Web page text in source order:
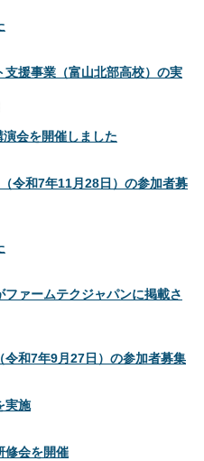
支援事業（富山北部高校）の実
会を開催しました
令和7年11月28日）の参加者募
ァームテクジャパンに掲載さ
令和7年9月27日）の参加者募集
実施
修会を開催